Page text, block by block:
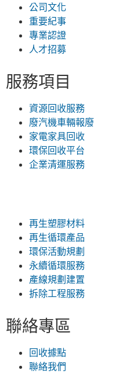
公司文化
重要紀事
專業認證
人才招募
服務項目
資源回收服務
廢汽機車輛報廢
家電家具回收
環保回收平台
企業清運服務
再生塑膠材料
再生循環產品
環保活動規劃
永續循環服務
產線規劃建置
拆除工程服務
聯絡專區
回收據點
聯絡我們